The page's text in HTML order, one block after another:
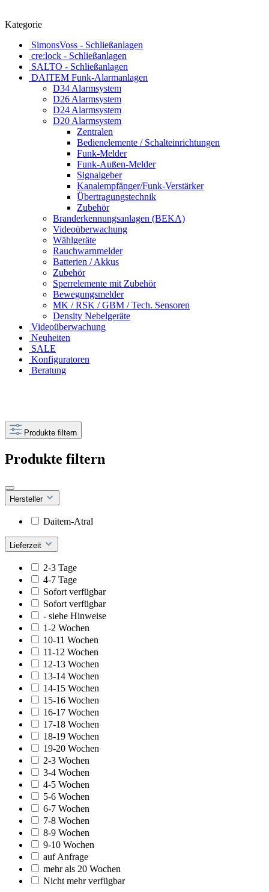
Kategorie
SimonsVoss - Schließanlagen
cre:lock - Schließanlagen
SALTO - Schließanlagen
DAITEM Funk-Alarmanlagen
D34 Alarmsystem
D26 Alarmsystem
D24 Alarmsystem
D20 Alarmsystem
Zentralen
Bedienelemente / Schalteinrichtungen
Funk-Melder
Funk-Außen-Melder
Signalgeber
Kanalempfänger/Funk-Verstärker
Übertragungstechnik
Zubehör
Branderkennungsanlagen (BEKA)
Videoüberwachung
Wählgeräte
Rauchwarnmelder
Batterien / Akkus
Zubehör
Sperrelemente mit Zubehör
Bewegungsmelder
MK / RSK / GBM / Tech. Sensoren
Density Nebelgeräte
Videoüberwachung
Neuheiten
SALE
Konfiguratoren
Beratung
Produkte filtern
Produkte filtern
Hersteller
Daitem-Atral
Lieferzeit
2-3 Tage
4-7 Tage
Sofort verfügbar
Sofort verfügbar
- siehe Hinweise
1-2 Wochen
10-11 Wochen
11-12 Wochen
12-13 Wochen
13-14 Wochen
14-15 Wochen
15-16 Wochen
16-17 Wochen
17-18 Wochen
18-19 Wochen
19-20 Wochen
2-3 Wochen
3-4 Wochen
4-5 Wochen
5-6 Wochen
6-7 Wochen
7-8 Wochen
8-9 Wochen
9-10 Wochen
auf Anfrage
mehr als 20 Wochen
Nicht mehr verfügbar